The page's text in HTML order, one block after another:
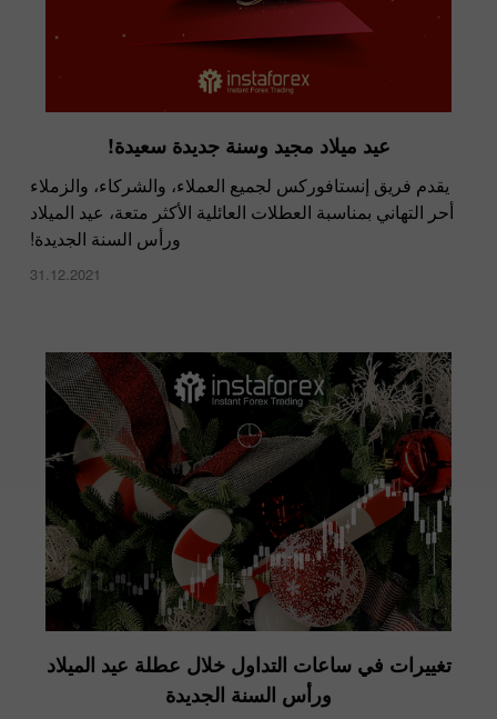
عيد ميلاد مجيد وسنة جديدة سعيدة!
يقدم فريق إنستافوركس لجميع العملاء، والشركاء، والزملاء
أحر التهاني بمناسبة العطلات العائلية الأكثر متعة، عيد الميلاد
ورأس السنة الجديدة!
31.12.2021
تغييرات في ساعات التداول خلال عطلة عيد الميلاد
ورأس السنة الجديدة